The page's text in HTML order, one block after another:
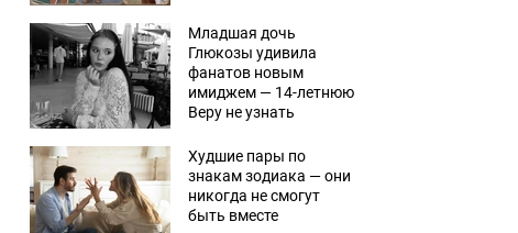
Младшая дочь
Глюкозы удивила
фанатов новым
имиджем — 14-летнюю
Веру не узнать
Худшие пары по
знакам зодиака — они
никогда не смогут
быть вместе